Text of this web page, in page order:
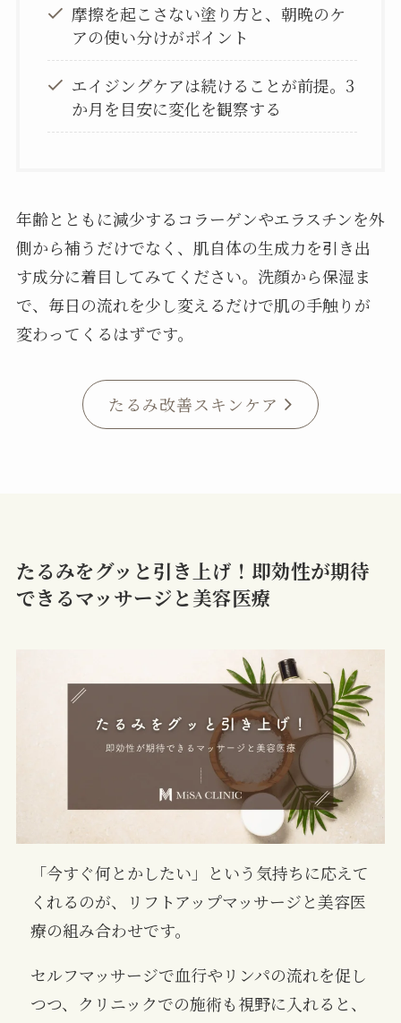
摩擦を起こさない塗り方と、朝晩のケ
アの使い分けがポイント
エイジングケアは続けることが前提。3
か月を目安に変化を観察する
年齢とともに減少するコラーゲンやエラスチンを外
側から補うだけでなく、肌自体の生成力を引き出
す成分に着目してみてください。洗顔から保湿ま
で、毎日の流れを少し変えるだけで肌の手触りが
変わってくるはずです。
たるみ改善スキンケア
たるみをグッと引き上げ！即効性が期待
できるマッサージと美容医療
「今すぐ何とかしたい」という気持ちに応えて
くれるのが、リフトアップマッサージと美容医
療の組み合わせです。
セルフマッサージで血行やリンパの流れを促し
つつ、クリニックでの施術も視野に入れると、